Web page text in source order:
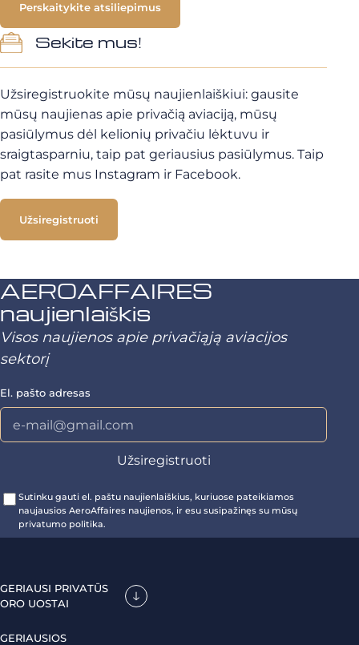
Perskaitykite atsiliepimus
Sekite mus!
Užsiregistruokite mūsų naujienlaiškiui: gausite
mūsų naujienas apie privačią aviaciją, mūsų
pasiūlymus dėl kelionių privačiu lėktuvu ir
sraigtasparniu, taip pat geriausius pasiūlymus. Taip
pat rasite mus Instagram ir Facebook.
Užsiregistruoti
AEROAFFAIRES
naujienlaiškis
Visos naujienos apie privačiąją aviacijos
sektorį
El. pašto adresas
Sutinku gauti el. paštu naujienlaiškius, kuriuose pateikiamos
naujausios AeroAffaires naujienos, ir esu susipažinęs su mūsų
privatumo politika.
GERIAUSI PRIVATŪS
ORO UOSTAI
GERIAUSIOS